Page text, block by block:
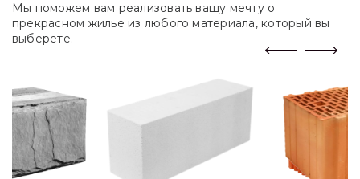
Мы поможем вам реализовать вашу мечту о
прекрасном жилье из любого материала, который вы
выберете.